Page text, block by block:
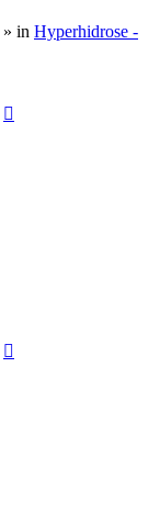
» in Hyperhidrose -